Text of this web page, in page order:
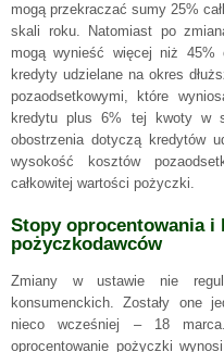
mogą przekraczać sumy 25%
skali roku. Natomiast po
mogą wynieść więcej niż 45%
kredyty udzielane na okres
pozaodsetkowymi, które
kredytu plus 6% tej kwoty w
obostrzenia dotyczą kredytów
wysokość kosztów
całkowitej wartości pożyczki.
Stopy oprocentowania i
pożyczkodawców
Zmiany w ustawie nie
konsumenckich. Zostały one
nieco wcześniej – 18
oprocentowanie pożyczki